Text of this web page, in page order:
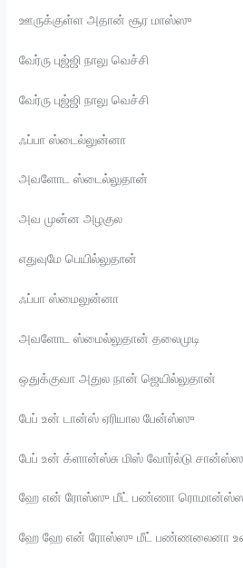
ஊருக்குள்ள அதான் சூர மாஸ்ஸு
வேர்ரு புஜ்ஜி நாலு வெச்சி
வேர்ரு புஜ்ஜி நாலு வெச்சி
ஃப்பா ஸ்டைல்லுன்னா
அவளோட ஸ்டைல்லுதான்
அவ முன்ன அழகுல
எதுவுமே பெயில்லுதான்
ஃப்பா ஸ்மைலுன்னா
அவளோட ஸ்மைல்லுதான் தலைமுடி
ஒதுக்குவா அதுல நான் ஜெயில்லுதான்
பேப் உன் டான்ஸ் ஏரியால பேன்ஸ்ஸு
பேப் உன் க்ளான்ஸ்சு மிஸ் வோர்ல்டு
ஹே என் ரோஸ்ஸு மீட் பண்ணா
ஹே ஹே என் ரோஸ்ஸு மீட் பண்ணலைனா